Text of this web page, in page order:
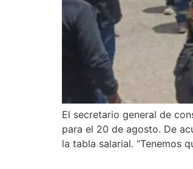
El secretario general de
para el 20 de agosto. De
la tabla salarial. “Tenemos